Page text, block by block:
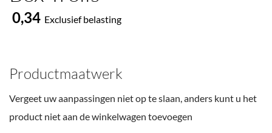
0,34 Exclusief belasting
Productmaatwerk
Vergeet uw aanpassingen niet op te slaan, anders kunt u het
product niet aan de winkelwagen toevoegen